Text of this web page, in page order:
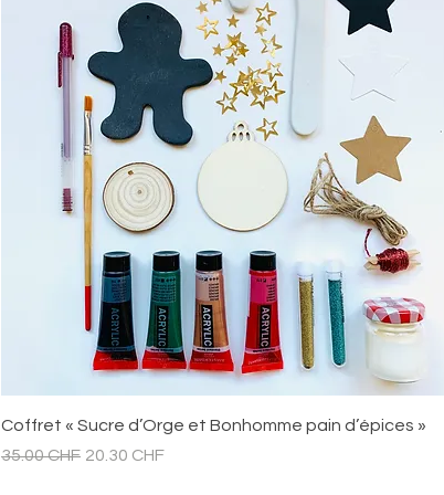
Aperçu rapide
Coffret « Sucre d’Orge et Bonhomme pain d’épices »
Prix original
35.00 CHF Prix promotionnel
20.30 CHF